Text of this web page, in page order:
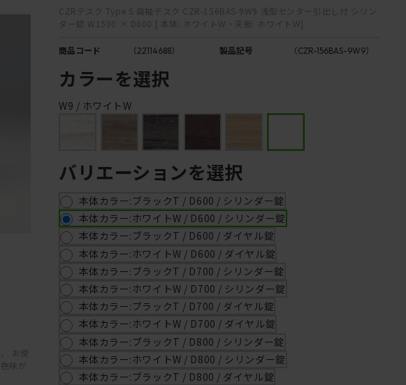
お使
味が
CZRデスク Type S 両袖デスク CZR-156BAS-9W9 浅型センター引出し付 シリン
ダー錠 W1500 × D600 [ 本体: ホワイトW・天板: ホワイトW]
商品コード （22114688） 製品記号 （CZR-156BAS-9W9）
カラーを選択
W9 / ホワイトW
バリエーションを選択
本体カラー:ブラックT / D600 / シリンダー錠
本体カラー:ホワイトW / D600 / シリンダー錠
本体カラー:ブラックT / D600 / ダイヤル錠
本体カラー:ホワイトW / D600 / ダイヤル錠
本体カラー:ブラックT / D700 / シリンダー錠
本体カラー:ホワイトW / D700 / シリンダー錠
本体カラー:ブラックT / D700 / ダイヤル錠
本体カラー:ホワイトW / D700 / ダイヤル錠
本体カラー:ブラックT / D800 / シリンダー錠
本体カラー:ホワイトW / D800 / シリンダー錠
本体カラー:ブラックT / D800 / ダイヤル錠